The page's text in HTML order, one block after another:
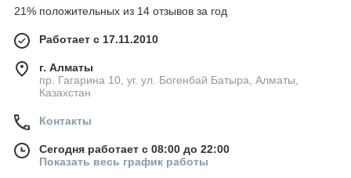
21% положительных из 14 отзывов за год
Работает с 17.11.2010
г. Алматы
пр. Гагарина 10, уг. ул. Богенбай Батыра, Алматы,
Казахстан
Контакты
Сегодня работает с 08:00 до 22:00
Показать весь график работы